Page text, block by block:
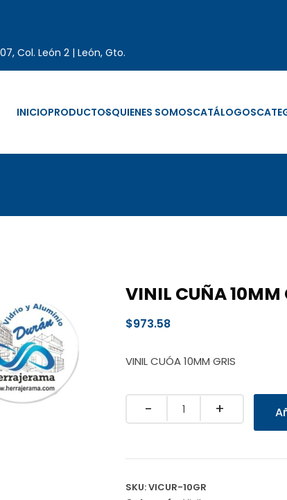
Col. León 2 | León, Gto.
INICIOPRODUCTOSQUIENES SOMOSCATÁLOGOS
VINIL CUÑA 10MM
$973.58
VINIL CUÓA 10MM GRIS
Quantity
SKU:VICUR-10GR